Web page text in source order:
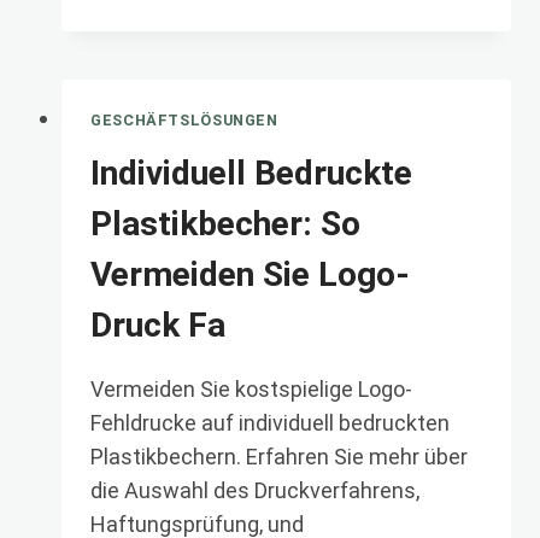
HERSTELLER
PLASTIKBECHERN
CHIN
GESCHÄFTSLÖSUNGEN
Individuell Bedruckte
Plastikbecher: So
Vermeiden Sie Logo-
Druck Fa
Vermeiden Sie kostspielige Logo-
Fehldrucke auf individuell bedruckten
Plastikbechern. Erfahren Sie mehr über
die Auswahl des Druckverfahrens,
Haftungsprüfung, und